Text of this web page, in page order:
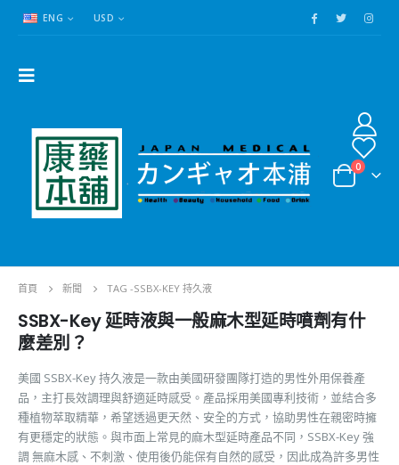
ENG USD
0
首頁 新聞 TAG -SSBX-KEY 持久液
SSBX-Key 延時液與一般麻木型延時噴劑有什
麼差別？
美國 SSBX-Key 持久液是一款由美國研發團隊打造的男性外用保養產
品，主打長效調理與舒適延時感受。產品採用美國專利技術，並結合多
種植物萃取精華，希望透過更天然、安全的方式，協助男性在親密時擁
有更穩定的狀態。與市面上常見的麻木型延時產品不同，SSBX-Key 強
調 無麻木感、不刺激、使用後仍能保有自然的感受，因此成為許多男性